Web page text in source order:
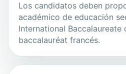
Los candidatos deben
académico de educación
International Baccalaureate
baccalauréat francés.